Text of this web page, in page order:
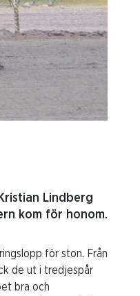
Lindberg
kom för honom.
för ston. Från
de ut i tredjespår
bra och